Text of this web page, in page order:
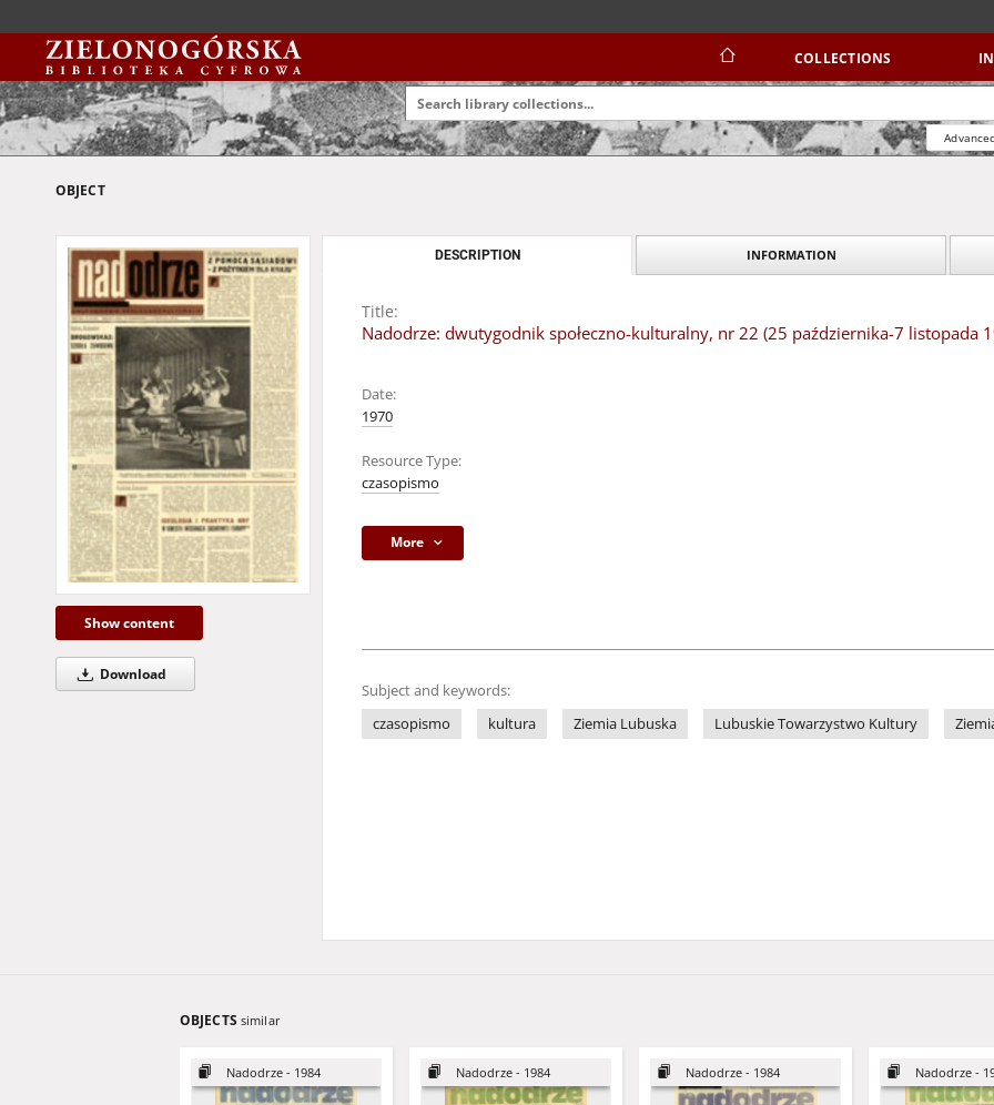
COLLECTIONS
OBJECT
Show content
Download
DESCRIPTION INFORMATION
Title:
Nadodrze: dwutygodnik społeczno-kulturalny, nr 22 (25 października-7 listopada
Date:
1970
Resource Type:
czasopismo
More
Subject and keywords:
czasopismo
kultura Ziemia Lubuska Lubuskie Towarzystwo Kultury
OBJECTS similar
Nadodrze - 1984 Nadodrze - 1984 Nadodrze - 1984 Nadodrze -